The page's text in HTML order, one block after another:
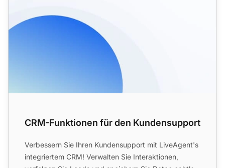
CRM-Funktionen für den Kundensupport
Verbessern Sie Ihren Kundensupport mit LiveAgent's
integriertem CRM! Verwalten Sie Interaktionen,